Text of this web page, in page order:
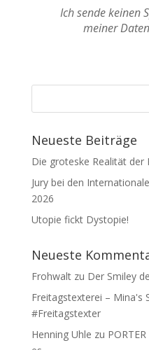
Ich sende keinen
meiner
Neueste Beiträge
Die groteske Realität der
Jury bei den
2026
Utopie fickt Dystopie!
Neueste
Frohwaltzu Der Smiley
Freitagstexterei – Mina's
#Freitagstexter
Henning Uhle zu